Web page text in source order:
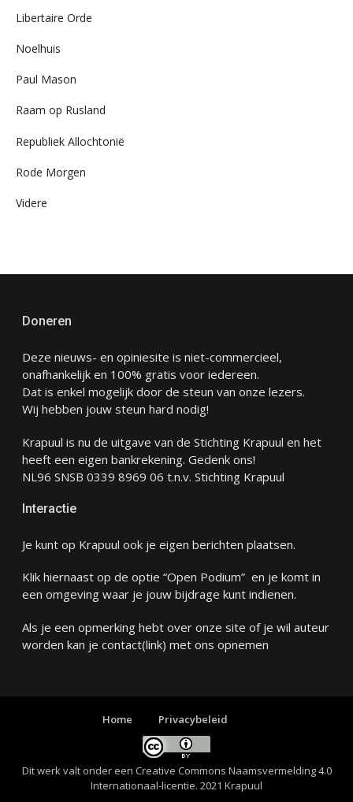
Libertaire Orde
Noelhuis
Paul Mason
Raam op Rusland
Republiek Allochtonië
Rode Morgen
Videre
Doneren
Deze nieuws- en opiniesite is niet-commercieel,
onafhankelijk en 100% gratis voor iedereen.
Dat is enkel mogelijk door de steun van onze lezers.
Wij hebben jouw steun hard nodig!
Krapuul is nu de uitgave van de Stichting Krapuul en het
heeft een eigen bankrekening. Gedenk ons!
NL96 SNSB 0339 8969 06 t.n.v. Stichting Krapuul
Interactie
Je kunt op Krapuul ook je eigen berichten plaatsen.
Klik hiernaast op de optie “Open Podium” en je komt in
een omgeving waar je jouw bijdrage kunt indienen.
Als je een opmerking hebt over onze site of je wil auteur
worden kan je contact(link) met ons opnemen
Home Privacybeleid
Dit werk valt onder een Creative Commons Naamsvermelding 4.0
Internationaal-licentie. 2021 Krapuul